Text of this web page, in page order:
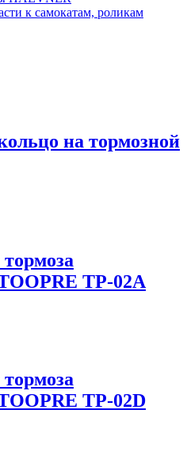
к самокатам, роликам
на тормозной
TP-02A
TP-02D